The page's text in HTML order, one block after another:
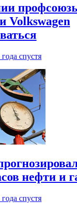
Volkswagen
года спустя
нефти и
года спустя